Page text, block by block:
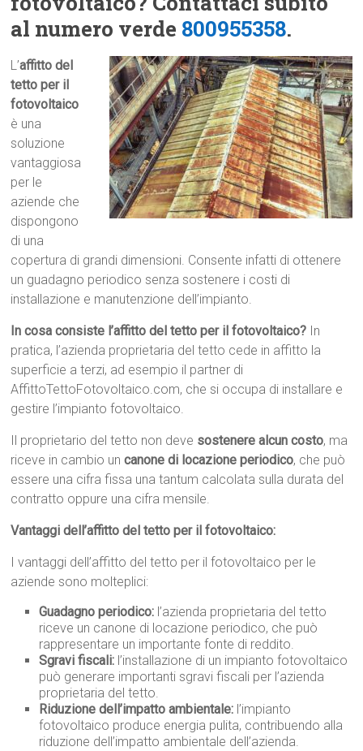
al numero verde 800955358.
L’affitto del
tetto per il
fotovoltaico
è una
soluzione
vantaggiosa
per le
aziende che
dispongono
di una
copertura di grandi dimensioni. Consente infatti di ottenere
un guadagno periodico senza sostenere i costi di
installazione e manutenzione dell’impianto.
In cosa consiste l’affitto del tetto per il fotovoltaico? In
pratica, l’azienda proprietaria del tetto cede in affitto la
superficie a terzi, ad esempio il partner di
AffittoTettoFotovoltaico.com, che si occupa di installare e
gestire l’impianto fotovoltaico.
Il proprietario del tetto non deve sostenere alcun costo, ma
riceve in cambio uncanone di locazione periodico, che può
essere una cifra fissa una tantum calcolata sulla durata del
contratto oppure una cifra mensile.
Vantaggi dell’affitto del tetto per il fotovoltaico:
I vantaggi dell’affitto del tetto per il fotovoltaico per le
aziende sono molteplici:
Guadagno periodico: l’azienda proprietaria del tetto
riceve un canone di locazione periodico, che può
rappresentare un importante fonte di reddito.
Sgravi fiscali: l’installazione di un impianto fotovoltaico
può generare importanti sgravi fiscali per l’azienda
proprietaria del tetto.
Riduzione dell’impatto ambientale: l’impianto
fotovoltaico produce energia pulita, contribuendo alla
riduzione dell’impatto ambientale dell’azienda.